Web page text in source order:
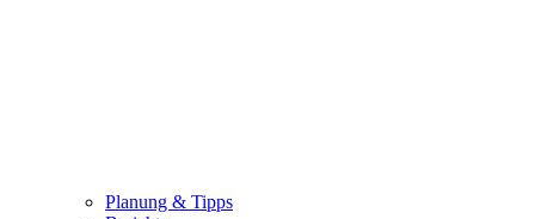
Planung & Tipps